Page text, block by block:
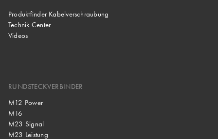
Produktfinder Kabelverschraubung
Technik Center
Videos
RUNDSTECKVERBINDER
M12 Power
M16
M23 Signal
M23 Leistung